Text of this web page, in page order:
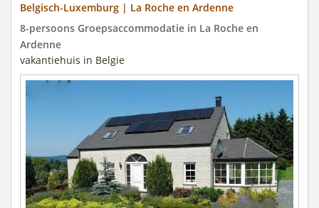
Belgisch-Luxemburg | La Roche en Ardenne
8-persoons Groepsaccommodatie in La Roche en
Ardenne
vakantiehuis in Belgie